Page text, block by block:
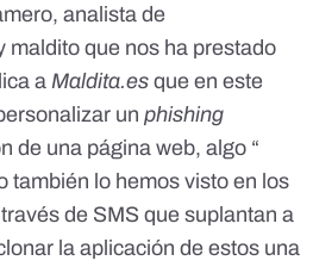
analista de
maldito que nos ha prestado
a Maldita.es que en este
un phishing
de una página web, algo “
también lo hemos visto en los
de SMS que suplantan a
la aplicación de estos una